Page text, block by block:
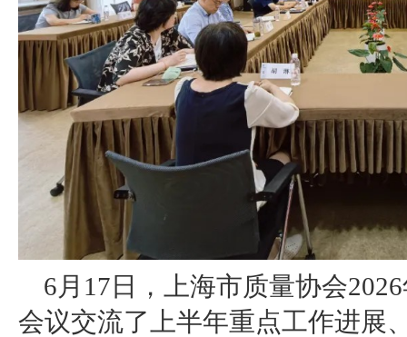
6月17日，上海市质量协会
会议交流了上半年重点工作进展